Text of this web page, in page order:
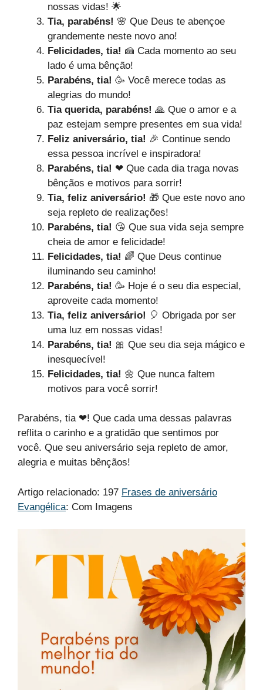
nossas vidas! 🌟
Tia, parabéns! 🌸 Que Deus te abençoe
grandemente neste novo ano!
Felicidades, tia! 🍰 Cada momento ao seu
lado é uma bênção!
Parabéns, tia! 🥳 Você merece todas as
alegrias do mundo!
Tia querida, parabéns! 🙏 Que o amor e a
paz estejam sempre presentes em sua vida!
Feliz aniversário, tia! 🎉 Continue sendo
essa pessoa incrível e inspiradora!
Parabéns, tia! ❤ Que cada dia traga novas
bênçãos e motivos para sorrir!
Tia, feliz aniversário! 🎁 Que este novo ano
seja repleto de realizações!
Parabéns, tia! 😘 Que sua vida seja sempre
cheia de amor e felicidade!
Felicidades, tia! 🌈 Que Deus continue
iluminando seu caminho!
Parabéns, tia! 🥳 Hoje é o seu dia especial,
aproveite cada momento!
Tia, feliz aniversário! 🎈 Obrigada por ser
uma luz em nossas vidas!
Parabéns, tia! 🎀 Que seu dia seja mágico e
inesquecível!
Felicidades, tia! 🌼 Que nunca faltem
motivos para você sorrir!
Parabéns, tia ❤! Que cada uma dessas palavras
reflita o carinho e a gratidão que sentimos por
você. Que seu aniversário seja repleto de amor,
alegria e muitas bênçãos!
Artigo relacionado: 197 Frases de aniversário
Evangélica: Com Imagens